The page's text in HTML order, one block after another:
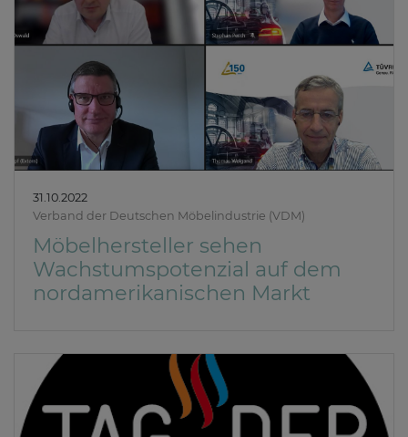
31.10.2022
Verband der Deutschen Möbelindustrie (VDM)
Möbelhersteller sehen
Wachstumspotenzial auf dem
nordamerikanischen Markt